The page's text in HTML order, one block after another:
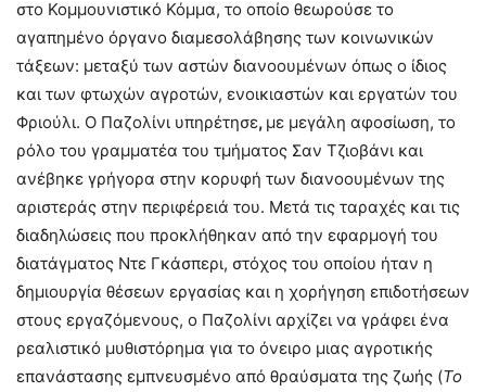
στο Κομμουνιστικό Κόμμα, το οποίο θεωρούσε το
αγαπημένο όργανο διαμεσολάβησης των κοινωνικών
τάξεων: μεταξύ των αστών διανοουμένων όπως ο ίδιος
και των φτωχών αγροτών, ενοικιαστών και εργατών του
Φριούλι. Ο Παζολίνι υπηρέτησε, με μεγάλη αφοσίωση, το
ρόλο του γραμματέα του τμήματος Σαν Τζιοβάνι και
ανέβηκε γρήγορα στην κορυφή των διανοουμένων της
αριστεράς στην περιφέρειά του. Μετά τις ταραχές και τις
διαδηλώσεις που προκλήθηκαν από την εφαρμογή του
διατάγματος Ντε Γκάσπερι, στόχος του οποίου ήταν η
δημιουργία θέσεων εργασίας και η χορήγηση επιδοτήσεων
στους εργαζόμενους, ο Παζολίνι αρχίζει να γράφει ένα
ρεαλιστικό μυθιστόρημα για το όνειρο μιας αγροτικής
επανάστασης εμπνευσμένο από θραύσματα της ζωής (Το